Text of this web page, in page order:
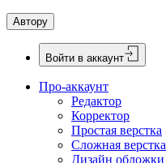
Автору
Войти в аккаунт
Про-аккаунт
Редактор
Корректор
Простая верстка
Сложная верстка
Дизайн обложки